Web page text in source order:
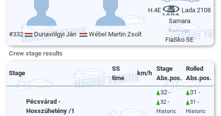
#332 Dunavölgyi János Wébel Martin Zsolt
H.4E
Lada 2108
Samara
FiaSko SE
Crew stage results
Stage
SS
time
km/h
Stage
Abs.pos.
Rolled
Abs.pos.
Pécsvárad -
Hosszúhetény /1
32 -
32 -
Historic
31 -
31 -
Historic